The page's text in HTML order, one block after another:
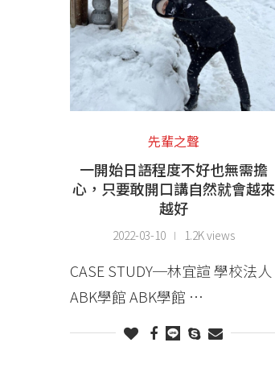
先輩之聲
一開始日語程度不好也無需擔
心，只要敢開口講自然就會越來
越好
2022-03-10 1.2K views
CASE STUDY─林宜諠 學校法人
ABK學館 ABK學館 …